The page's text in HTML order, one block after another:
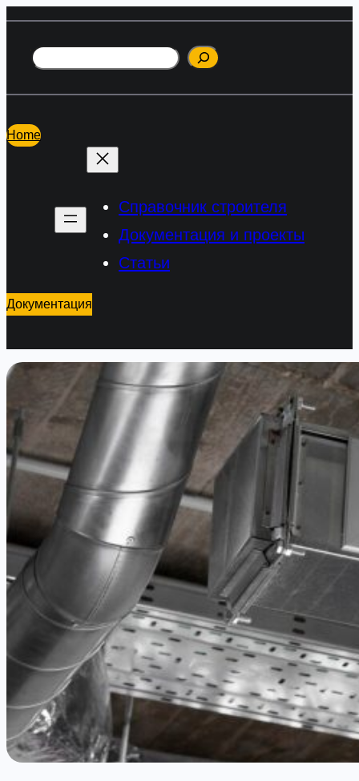
содержимому
Поиск
Home
Справочник строителя
Документация и проекты
Статьи
Документация